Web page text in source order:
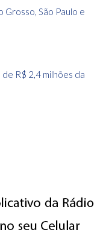
Grosso, São Paulo e
R$ 2,4 milhões da